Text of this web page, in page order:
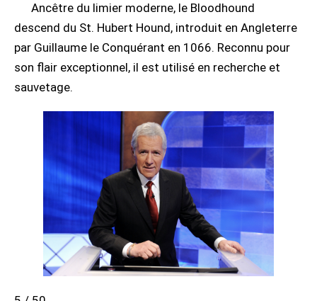
Ancêtre du limier moderne, le Bloodhound
descend du St. Hubert Hound, introduit en Angleterre
par Guillaume le Conquérant en 1066. Reconnu pour
son flair exceptionnel, il est utilisé en recherche et
sauvetage.